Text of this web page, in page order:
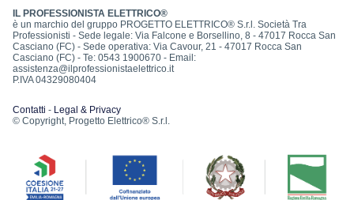
IL PROFESSIONISTA ELETTRICO®
è un marchio del gruppo PROGETTO ELETTRICO® S.r.l. Società Tra
Professionisti - Sede legale: Via Falcone e Borsellino, 8 - 47017 Rocca San
Casciano (FC) - Sede operativa: Via Cavour, 21 - 47017 Rocca San
Casciano (FC) - Te: 0543 1900670 - Email:
assistenza@ilprofessionistaelettrico.it
P.IVA 04329080404
Contatti - Legal & Privacy
© Copyright, Progetto Elettrico® S.r.l.